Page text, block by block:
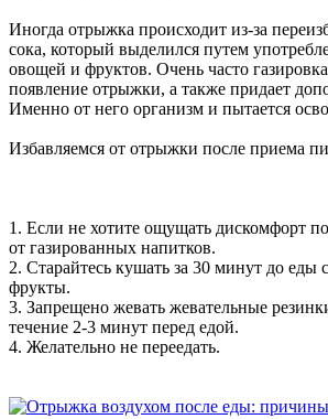
Иногда отрыжка происходит из-за
сока, который выделился путем
овощей и фруктов. Очень часто
появление отрыжки, а также придает
Именно от него организм и пытается
Избавляемся от отрыжки после приема
1. Если не хотите ощущать дискомфорт
от газированных напитков.
2. Старайтесь кушать за 30 минут до еды
фрукты.
3. Запрещено жевать жевательные
течение 2-3 минут перед едой.
4. Желательно не переедать.